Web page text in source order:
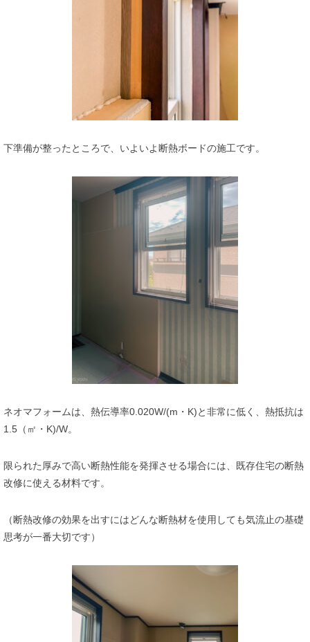
下準備が整ったところで、いよいよ断熱ボードの施工です。
ネオマフォームは、熱伝導率0.020W/(m・K)と非常に低く、熱抵抗は
1.5（㎡・K)/W。
限られた厚みで高い断熱性能を発揮させる場合には、既存住宅の断熱
改修に使える材料です。
（断熱改修の効果を出すにはどんな断熱材を使用しても気流止の基礎
思考が一番大切です）